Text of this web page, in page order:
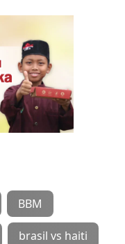
BBM
brasil vs haiti